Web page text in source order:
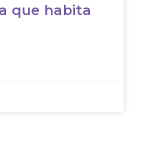
que habita